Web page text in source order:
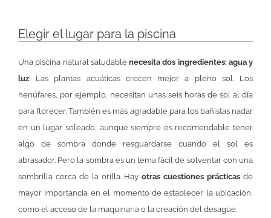
Elegir el lugar para la piscina
Una piscina natural saludable necesita dos ingredientes: agua y
luz. Las plantas acuáticas crecen mejor a pleno sol. Los
nenúfares, por ejemplo, necesitan unas seis horas de sol al día
para florecer. También es más agradable para los bañistas nadar
en un lugar soleado, aunque siempre es recomendable tener
algo de sombra donde resguardarse cuando el sol es
abrasador. Pero la sombra es un tema fácil de solventar con una
sombrilla cerca de la orilla. Hayotras cuestiones prácticas de
mayor importancia en el momento de establecer la ubicación,
como el acceso de la maquinaria o la creación del desagüe.